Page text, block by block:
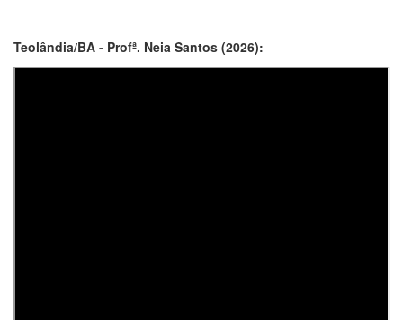
Teolândia/BA - Profª. Neia Santos (2026):